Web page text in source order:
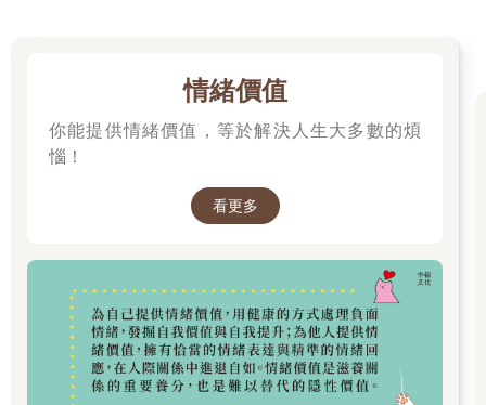
開會，是許多人經常面對的工作場景。會議室就像是跑馬場，眾
目睽睽之下，每位參與者都能站在同一條起跑線上，得到展示自
己的公平機會。
的人在朋友面前口若懸河，在會議上發言卻結結巴巴；有的人私
下聊起工作常常是有條有理，開會時卻講得顛三倒四；有的人平
那麼，開會如何發言才能更精彩呢？很多時候，若是不懂其中的
規則，你無疑會吃很多虧。
1.不要輕易把創意或想法透露給他人
在會議正式開始之前，你一定要控制住自己，不要急於談論你在
某個問題上的觀點或解決方案。畢竟誰也不能保證，你絞盡腦汁
情緒價值
你能提供情緒價值，等於解決人生大多數的煩
惱！
看更多